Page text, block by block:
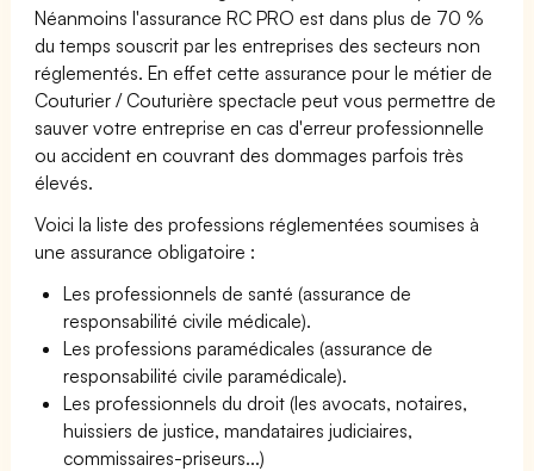
Néanmoins l'assurance RC PRO est dans plus de 70 %
du temps souscrit par les entreprises des secteurs non
réglementés. En effet cette assurance pour le métier de
Couturier / Couturière spectacle peut vous permettre de
sauver votre entreprise en cas d'erreur professionnelle
ou accident en couvrant des dommages parfois très
élevés.
Voici la liste des professions réglementées soumises à
une assurance obligatoire :
Les professionnels de santé (assurance de
responsabilité civile médicale).
Les professions paramédicales (assurance de
responsabilité civile paramédicale).
Les professionnels du droit (les avocats, notaires,
huissiers de justice, mandataires judiciaires,
commissaires-priseurs...)